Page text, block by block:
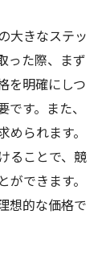
大きなステッ
った際、まず
を明確にしつ
す。また、
られます。
ることで、競
できます。
想的な価格で